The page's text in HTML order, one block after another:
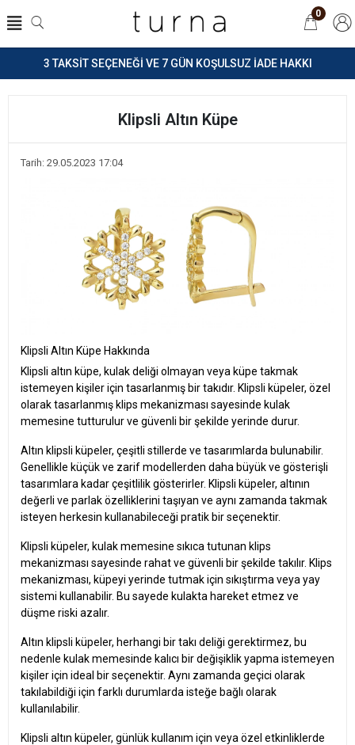
3 TAKSİT SEÇENEĞİ VE 7 GÜN KOŞULSUZ İADE HAKKI
0
Klipsli Altın Küpe
Tarih: 29.05.2023 17:04
Klipsli Altın Küpe Hakkında
Klipsli altın küpe, kulak deliği olmayan veya küpe takmak
istemeyen kişiler için tasarlanmış bir takıdır. Klipsli küpeler, özel
olarak tasarlanmış klips mekanizması sayesinde kulak
memesine tutturulur ve güvenli bir şekilde yerinde durur.
Altın klipsli küpeler, çeşitli stillerde ve tasarımlarda bulunabilir.
Genellikle küçük ve zarif modellerden daha büyük ve gösterişli
tasarımlara kadar çeşitlilik gösterirler. Klipsli küpeler, altının
değerli ve parlak özelliklerini taşıyan ve aynı zamanda takmak
isteyen herkesin kullanabileceği pratik bir seçenektir.
Klipsli küpeler, kulak memesine sıkıca tutunan klips
mekanizması sayesinde rahat ve güvenli bir şekilde takılır. Klips
mekanizması, küpeyi yerinde tutmak için sıkıştırma veya yay
sistemi kullanabilir. Bu sayede kulakta hareket etmez ve
düşme riski azalır.
Altın klipsli küpeler, herhangi bir takı deliği gerektirmez, bu
nedenle kulak memesinde kalıcı bir değişiklik yapma istemeyen
kişiler için ideal bir seçenektir. Aynı zamanda geçici olarak
takılabildiği için farklı durumlarda isteğe bağlı olarak
kullanılabilir.
Klipsli altın küpeler, günlük kullanım için veya özel etkinliklerde